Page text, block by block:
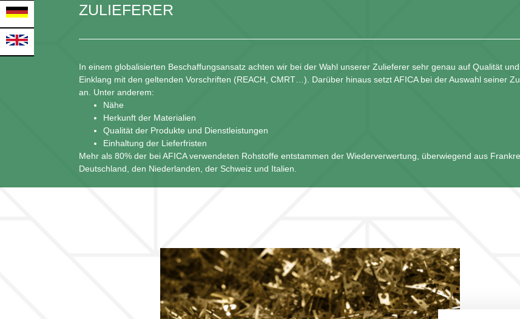
ZULIEFERER
In einem globalisierten Beschaffungsansatz achten wir bei der Wahl unserer Zulieferer sehr genau auf Qualität
Einklang mit den geltenden Vorschriften (REACH, CMRT…). Darüber hinaus setzt AFICA bei der Auswahl seiner
an. Unter anderem:
Nähe
Herkunft der Materialien
Qualität der Produkte und Dienstleistungen
Einhaltung der Lieferfristen
Mehr als 80% der bei AFICA verwendeten Rohstoffe entstammen der Wiederverwertung, überwiegend aus
Deutschland, den Niederlanden, der Schweiz und Italien.